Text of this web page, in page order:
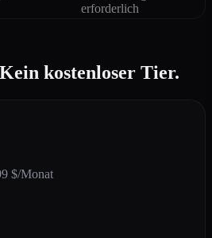
erforderlich
kostenloser Tier.
$/Monat